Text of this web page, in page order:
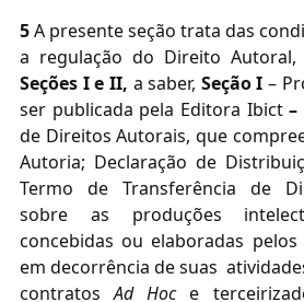
5A presente seção trata das
a regulação do Direito
Seções I e II, a saber, Seção I –
ser publicada pela Editora Ibict–
de Direitos Autorais, que
Autoria; Declaração de
Termo de Transferência de
sobre as produções
concebidas ou elaboradas
em decorrência de suas
contratosAd Hoce